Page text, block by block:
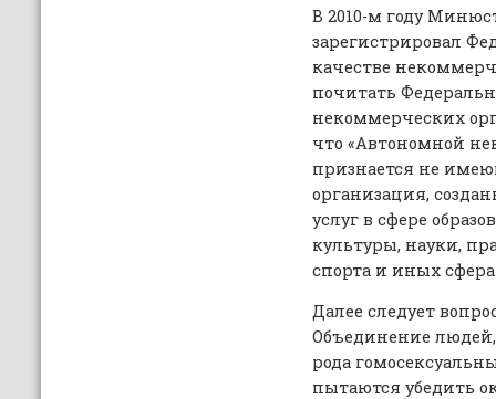
В 2010-м году
зарегистрировал
качестве
почитать
некоммерческих
что «Автономной
признается не
организация,
услуг в сфере
культуры, науки,
спорта и иных
Далее следует
Объединение людей,
рода
пытаются убедить